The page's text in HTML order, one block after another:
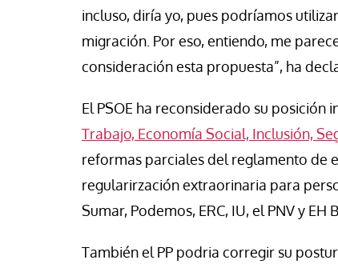
incluso, diría yo, pues podríamos
migración. Por eso, entiendo, me
consideración esta propuesta”, ha
El PSOE ha reconsiderado su posición
Trabajo, Economía Social, Inclusión,
reformas parciales del reglamento de
regularirzación extraorinaria para
Sumar, Podemos, ERC, IU, el PNV y EH
También el PP podria corregir su